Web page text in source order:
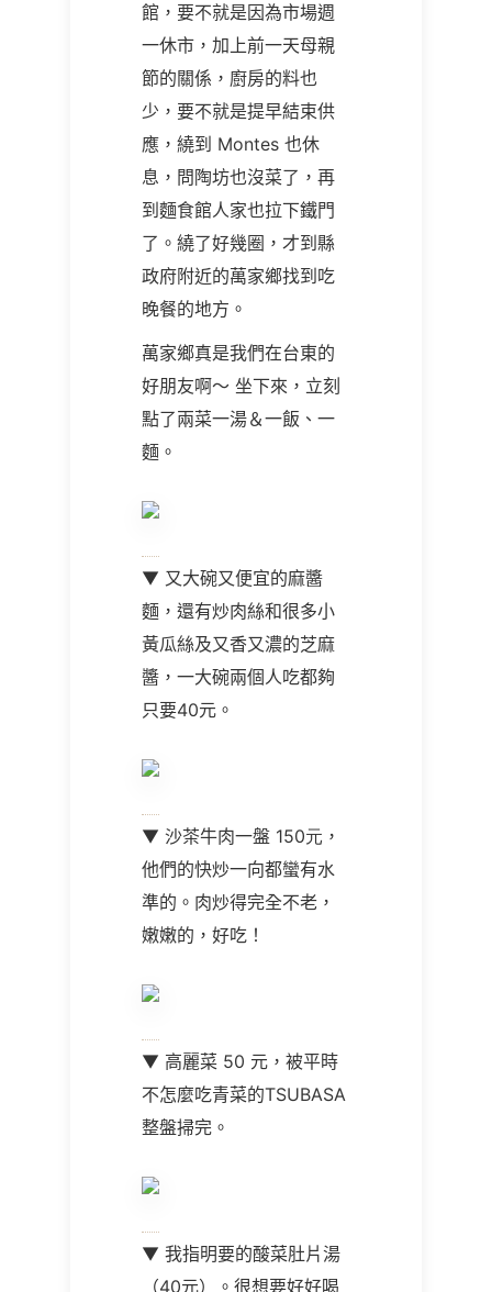
館，要不就是因為市場週
一休市，加上前一天母親
節的關係，廚房的料也
少，要不就是提早結束供
應，繞到 Montes 也休
息，問陶坊也沒菜了，再
到麵食館人家也拉下鐵門
了。繞了好幾圈，才到縣
政府附近的萬家鄉找到吃
晚餐的地方。
萬家鄉真是我們在台東的
好朋友啊～ 坐下來，立刻
點了兩菜一湯＆一飯、一
麵。
▼ 又大碗又便宜的麻醬
麵，還有炒肉絲和很多小
黃瓜絲及又香又濃的芝麻
醬，一大碗兩個人吃都夠
只要40元。
▼ 沙茶牛肉一盤 150元 ，
他們的快炒一向都蠻有水
準的。肉炒得完全不老，
嫩嫩的，好吃！
▼ 高麗菜 50 元，被平時
不怎麼吃青菜的TSUBASA
整盤掃完。
▼ 我指明要的酸菜肚片湯
（40元）。很想要好好喝